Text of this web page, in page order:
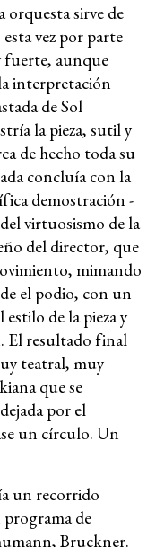
orquesta sirve de
vez por parte
fuerte, aunque
interpretación
de Sol
la pieza, sutil y
de hecho toda su
concluía con la
demostración -
virtuosismo de la
del director, que
mimando
el podio, con un
de la pieza y
El resultado final
teatral, muy
que se
por el
un círculo. Un
un recorrido
de
Bruckner.